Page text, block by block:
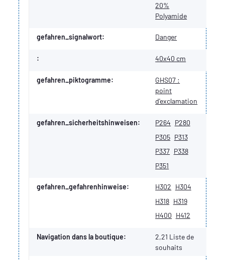
20%
Polyamide
gefahren_signalwort: Danger
: 40x40 cm
gefahren_piktogramme:
GHS07 :
point
d'exclamation
gefahren_sicherheitshinweisen: P264 P280
P305 P313
P337 P338
P351
gefahren_gefahrenhinweise: H302 H304
H318 H319
H400 H412
Navigation dans la boutique:
2,21 Liste de
souhaits